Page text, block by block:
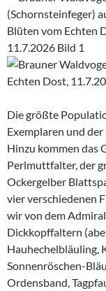
Die größte
Exemplaren und
Hinzu kommen das
Perlmuttfalter, der
Ockergelber
vier verschiedenen
wir von dem
Dickkopffaltern
Hauhechelbläuling,
Sonnenröschen-
Ordensband,